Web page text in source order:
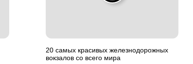
20 самых красивых железнодорожных
вокзалов со всего мира